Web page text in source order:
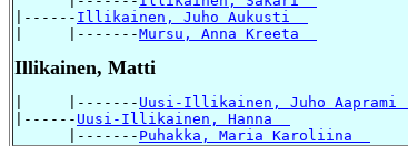
|------ Illikainen, Juho Aukusti
|     |-------Mursu, Anna Kreeta
Illikainen, Matti
|     |------- Uusi-Illikainen, Juho Aaprami
|------ Uusi-Illikainen, Hanna
      |-------
Puhakka, Maria Karoliina